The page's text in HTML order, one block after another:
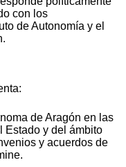
con los
de Autonomía y el
de Aragón en las
Estado y del ámbito
y acuerdos de